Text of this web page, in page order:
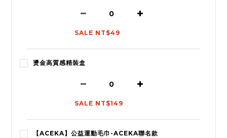
SALE NT$49
燙金高質感精裝盒
SALE NT$149
【ACEKA】公益運動毛巾-ACEKA聯名款